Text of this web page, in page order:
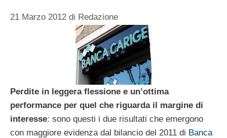
21 Marzo 2012 di Redazione
Perdite in leggera flessione e un’ottima
performance per quel che riguarda il margine di
interesse: sono questi i due risultati che emergono
con maggiore evidenza dal bilancio del 2011 di Banca